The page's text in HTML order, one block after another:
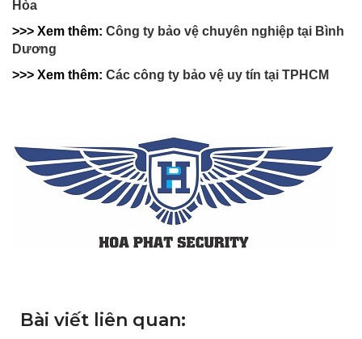
Hòa
>>> Xem thêm: Công ty bảo vệ chuyên nghiệp tại Bình
Dương
>>> Xem thêm: Các công ty bảo vệ uy tín tại TPHCM
Bài viết liên quan: